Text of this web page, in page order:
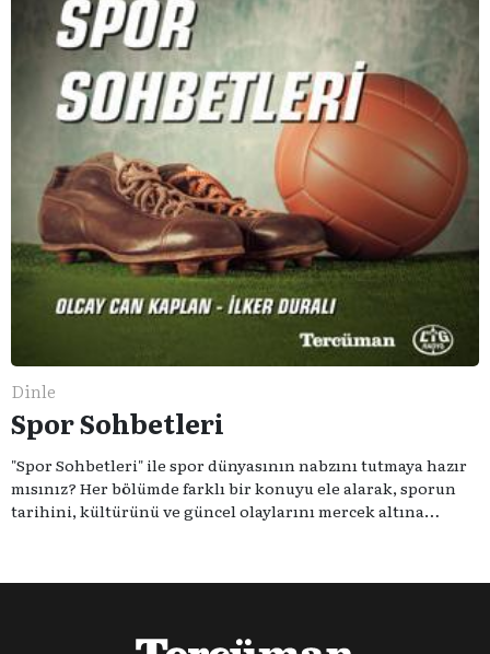
Dinle
Spor Sohbetleri
"Spor Sohbetleri" ile spor dünyasının nabzını tutmaya hazır
mısınız? Her bölümde farklı bir konuyu ele alarak, sporun
tarihini, kültürünü ve güncel olaylarını mercek altına
olmadığına inananlardansanız "Spor Sohbetleri" tam size